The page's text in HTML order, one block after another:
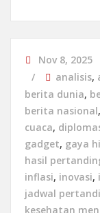
Nov 8, 2025
analisis,
berita dunia,
berita nasional,
cuaca,
gadget, gaya
hasil
inflasi, inovasi,
jadwal
kesehatan